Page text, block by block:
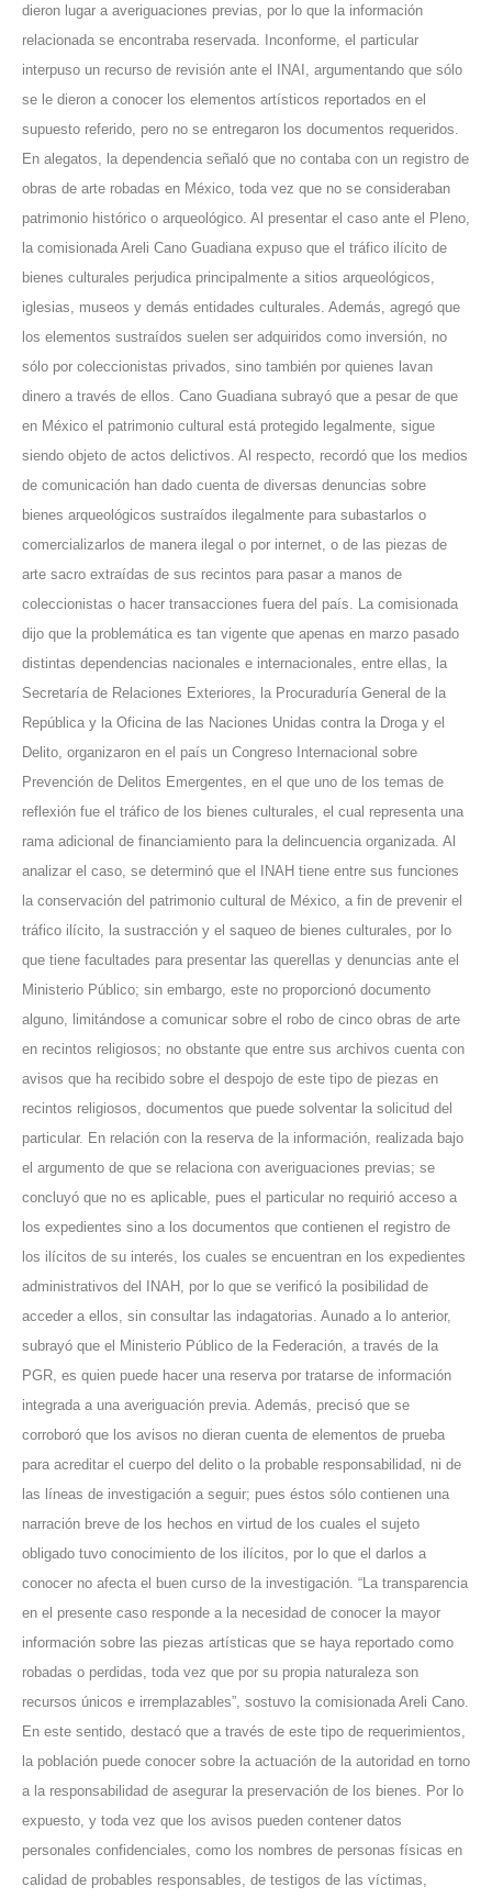
dieron lugar a averiguaciones previas, por lo que la información
relacionada se encontraba reservada. Inconforme, el particular
interpuso un recurso de revisión ante el INAI, argumentando que sólo
se le dieron a conocer los elementos artísticos reportados en el
supuesto referido, pero no se entregaron los documentos requeridos.
En alegatos, la dependencia señaló que no contaba con un registro de
obras de arte robadas en México, toda vez que no se consideraban
patrimonio histórico o arqueológico. Al presentar el caso ante el Pleno,
la comisionada Areli Cano Guadiana expuso que el tráfico ilícito de
bienes culturales perjudica principalmente a sitios arqueológicos,
iglesias, museos y demás entidades culturales. Además, agregó que
los elementos sustraídos suelen ser adquiridos como inversión, no
sólo por coleccionistas privados, sino también por quienes lavan
dinero a través de ellos. Cano Guadiana subrayó que a pesar de que
en México el patrimonio cultural está protegido legalmente, sigue
siendo objeto de actos delictivos. Al respecto, recordó que los medios
de comunicación han dado cuenta de diversas denuncias sobre
bienes arqueológicos sustraídos ilegalmente para subastarlos o
comercializarlos de manera ilegal o por internet, o de las piezas de
arte sacro extraídas de sus recintos para pasar a manos de
coleccionistas o hacer transacciones fuera del país. La comisionada
dijo que la problemática es tan vigente que apenas en marzo pasado
distintas dependencias nacionales e internacionales, entre ellas, la
Secretaría de Relaciones Exteriores, la Procuraduría General de la
República y la Oficina de las Naciones Unidas contra la Droga y el
Delito, organizaron en el país un Congreso Internacional sobre
Prevención de Delitos Emergentes, en el que uno de los temas de
reflexión fue el tráfico de los bienes culturales, el cual representa una
rama adicional de financiamiento para la delincuencia organizada. Al
analizar el caso, se determinó que el INAH tiene entre sus funciones
la conservación del patrimonio cultural de México, a fin de prevenir el
tráfico ilícito, la sustracción y el saqueo de bienes culturales, por lo
que tiene facultades para presentar las querellas y denuncias ante el
Ministerio Público; sin embargo, este no proporcionó documento
alguno, limitándose a comunicar sobre el robo de cinco obras de arte
en recintos religiosos; no obstante que entre sus archivos cuenta con
avisos que ha recibido sobre el despojo de este tipo de piezas en
recintos religiosos, documentos que puede solventar la solicitud del
particular. En relación con la reserva de la información, realizada bajo
el argumento de que se relaciona con averiguaciones previas; se
concluyó que no es aplicable, pues el particular no requirió acceso a
los expedientes sino a los documentos que contienen el registro de
los ilícitos de su interés, los cuales se encuentran en los expedientes
administrativos del INAH, por lo que se verificó la posibilidad de
acceder a ellos, sin consultar las indagatorias. Aunado a lo anterior,
subrayó que el Ministerio Público de la Federación, a través de la
PGR, es quien puede hacer una reserva por tratarse de información
integrada a una averiguación previa. Además, precisó que se
corroboró que los avisos no dieran cuenta de elementos de prueba
para acreditar el cuerpo del delito o la probable responsabilidad, ni de
las líneas de investigación a seguir; pues éstos sólo contienen una
narración breve de los hechos en virtud de los cuales el sujeto
obligado tuvo conocimiento de los ilícitos, por lo que el darlos a
conocer no afecta el buen curso de la investigación. “La transparencia
en el presente caso responde a la necesidad de conocer la mayor
información sobre las piezas artísticas que se haya reportado como
robadas o perdidas, toda vez que por su propia naturaleza son
recursos únicos e irremplazables”, sostuvo la comisionada Areli Cano.
En este sentido, destacó que a través de este tipo de requerimientos,
la población puede conocer sobre la actuación de la autoridad en torno
a la responsabilidad de asegurar la preservación de los bienes. Por lo
expuesto, y toda vez que los avisos pueden contener datos
personales confidenciales, como los nombres de personas físicas en
calidad de probables responsables, de testigos de las víctimas,